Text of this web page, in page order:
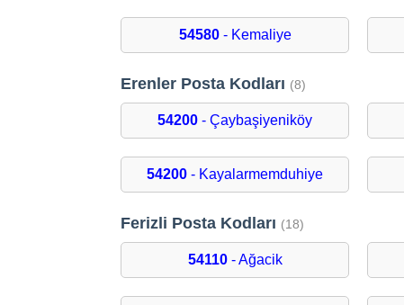
54580- Kemaliye
Erenler Posta Kodları (8)
54200 - Çaybaşiyeniköy
54200 - Kayalarmemduhiye
Ferizli Posta Kodları (18)
54110- Ağacik